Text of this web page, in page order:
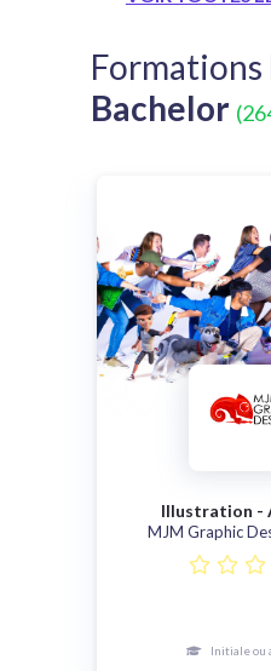
Formations
Bachelor
Illustration -
MJM Graphic
Initiale ou